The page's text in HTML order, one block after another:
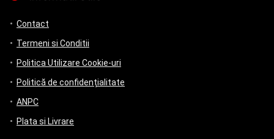
Contact
Termeni si Conditii
Politica Utilizare Cookie-uri
Politică de confidențialitate
ANPC
Plata si Livrare